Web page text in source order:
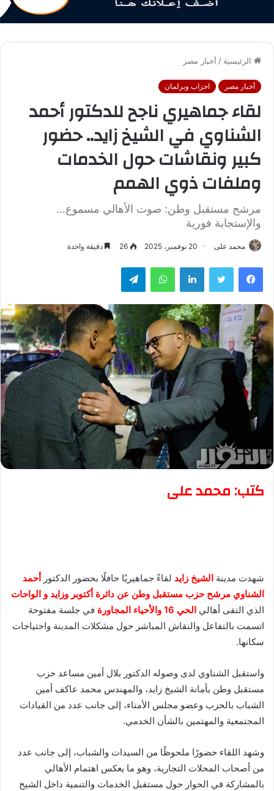
الرئيسية / أخبار مصر
أخبار مصر احزاب وبرلمان
لقاء جماهيري ناجح للدكتور أحمد
الشناوي في الشيخ زايد.. حضور
كبير ونقاشات حول الخدمات
وملفات ذوي الهمم
مرشح مستقبل وطن: صوت الأهالي مسموع…
والإستجابة فورية
محمد على 20 نوفمبر، 2025 26 دقيقة واحدة
فيسبوك تويتر لينكدإن واتساب تيلقرام
كتب: محمد على
شهدت مدينة الشيخ زايد لقاءً جماهيريًا حافلًا بحضور الدكتور أحمد
الشناوي مرشح حزب مستقبل وطن عن دائرة أكتوبر وزايد و الواحات
الذي التقى أهالي الحي 16 والأحياء المجاورة
في جلسة مفتوحة
اتسمت بالتفاعل والنقاش المباشر حول مشكلات المدينة واحتياجات
سكانها.
واستقبل الشناوي لدى وصوله الدكتور بلال أمين مساعد حزب
مستقبل وطن بأمانة الشيخ زايد، والمهندس محمد عاكف أمين
الشباب بالحزب وعضو مجلس الأمناء، إلى جانب عدد من القيادات
المجتمعية والمهتمين بالشأن الخدمي.
وشهد اللقاء حضورًا ملحوظًا من السيدات والشباب، إلى جانب عدد
من أصحاب المحلات التجارية، وهو ما يعكس اهتمام الأهالي
بالمشاركة في الحوار حول مستقبل الخدمات والتنمية داخل الشيخ